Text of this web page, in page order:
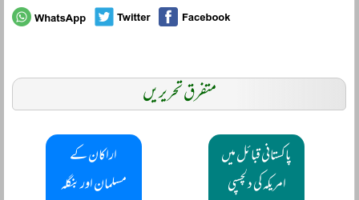
متفرق تحریریں
پاکستانی قبائل میں
امریکہ کی دلچسپی
اراکان کے
مسلمان اور بنگلہ